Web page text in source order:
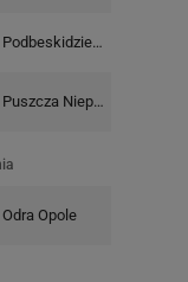
Podbeskidzie Bielsko-Biała
Puszcza Niepołomice
Odra Opole